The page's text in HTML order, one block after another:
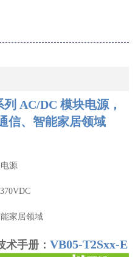
列 AC/DC 模块电源 ，
信、智能家居领域
源
370VDC
家居领域
手册： VB05-T2Sxx-E